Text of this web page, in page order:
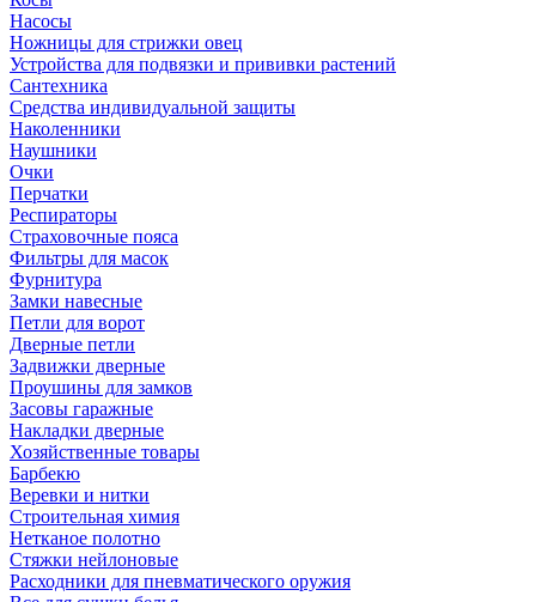
Насосы
Ножницы для стрижки овец
Устройства для подвязки и прививки растений
Сантехника
Средства индивидуальной защиты
Наколенники
Наушники
Очки
Перчатки
Респираторы
Страховочные пояса
Фильтры для масок
Фурнитура
Замки навесные
Петли для ворот
Дверные петли
Задвижки дверные
Проушины для замков
Засовы гаражные
Накладки дверные
Хозяйственные товары
Барбекю
Веревки и нитки
Строительная химия
Нетканое полотно
Стяжки нейлоновые
Расходники для пневматического оружия